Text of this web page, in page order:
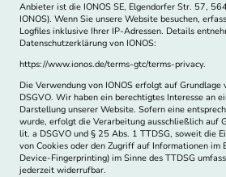
Anbieter ist die IONOS SE, Elgendorfer Str. 57,
IONOS). Wenn Sie unsere Website besuchen,
Logfiles inklusive Ihrer IP-Adressen. Details
Datenschutzerklärung von IONOS:
https://www.ionos.de/terms-gtc/terms-privacy.
Die Verwendung von IONOS erfolgt auf
DSGVO. Wir haben ein berechtigtes Interesse an
Darstellung unserer Website. Sofern eine
wurde, erfolgt die Verarbeitung ausschließlich auf
lit. a DSGVO und § 25 Abs. 1 TTDSG, soweit die
von Cookies oder den Zugriff auf Informationen im
Device-Fingerprinting) im Sinne des TTDSG
jederzeit widerrufbar.